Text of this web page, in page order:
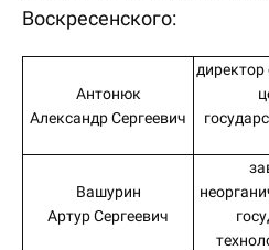
Воскресенского:
Антонюк
Александр Сергеевич
директор
Вашурин
Артур Сергеевич